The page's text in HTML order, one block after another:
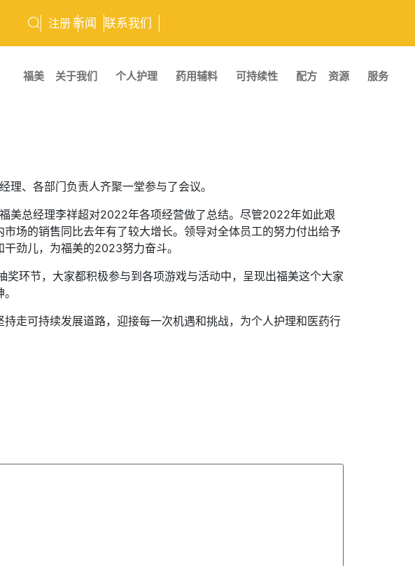
注册新闻 联系我们
福美 关于我们 个人护理 药用辅料 可持续性 配方 资源 服务
、各部门负责人齐聚一堂参与了会议。
美总经理李祥超对2022年各项经营做了总结。尽管2022年如此艰
场的销售同比去年有了较大增长。领导对全体员工的努力付出给予
劲儿，为福美的2023努力奋斗。
环节，大家都积极参与到各项游戏与活动中，呈现出福美这个大家
走可持续发展道路，迎接每一次机遇和挑战，为个人护理和医药行